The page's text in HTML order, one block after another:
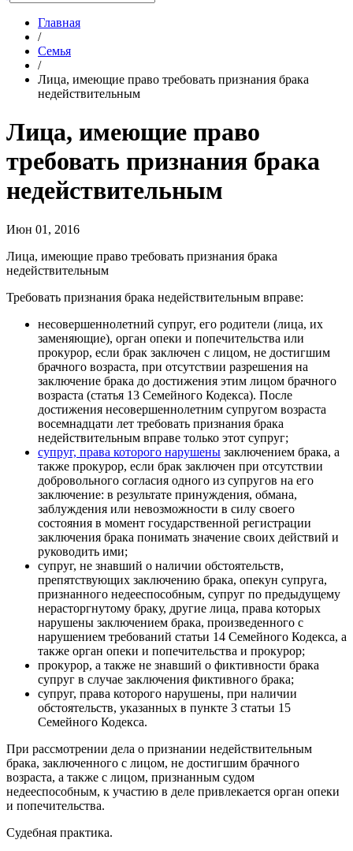
Главная
/
Семья
/
Лица, имеющие право требовать признания брака
недействительным
Лица, имеющие право
требовать признания брака
недействительным
Июн 01, 2016
Лица, имеющие право требовать признания брака
недействительным
Требовать признания брака недействительным вправе:
несовершеннолетний супруг, его родители (лица, их
заменяющие), орган опеки и попечительства или
прокурор, если брак заключен с лицом, не достигшим
брачного возраста, при отсутствии разрешения на
заключение брака до достижения этим лицом брачного
возраста (статья 13 Семейного Кодекса). После
достижения несовершеннолетним супругом возраста
восемнадцати лет требовать признания брака
недействительным вправе только этот супруг;
супруг, права которого нарушены заключением брака, а
также прокурор, если брак заключен при отсутствии
добровольного согласия одного из супругов на его
заключение: в результате принуждения, обмана,
заблуждения или невозможности в силу своего
состояния в момент государственной регистрации
заключения брака понимать значение своих действий и
руководить ими;
супруг, не знавший о наличии обстоятельств,
препятствующих заключению брака, опекун супруга,
признанного недееспособным, супруг по предыдущему
нерасторгнутому браку, другие лица, права которых
нарушены заключением брака, произведенного с
нарушением требований статьи 14 Семейного Кодекса, а
также орган опеки и попечительства и прокурор;
прокурор, а также не знавший о фиктивности брака
супруг в случае заключения фиктивного брака;
супруг, права которого нарушены, при наличии
обстоятельств, указанных в пункте 3 статьи 15
Семейного Кодекса.
При рассмотрении дела о признании недействительным
брака, заключенного с лицом, не достигшим брачного
возраста, а также с лицом, признанным судом
недееспособным, к участию в деле привлекается орган опеки
и попечительства.
Судебная практика.